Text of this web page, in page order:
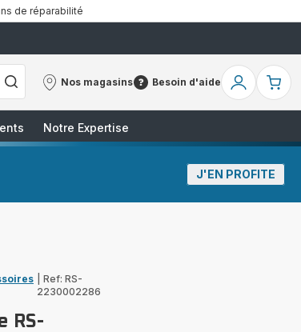
de réparabilité
Nos magasins
Nos
Besoin d'aide
Besoin
Mon
Notre Expertise
J'EN PROFITE
Ref: RS-
2230002286
RS-